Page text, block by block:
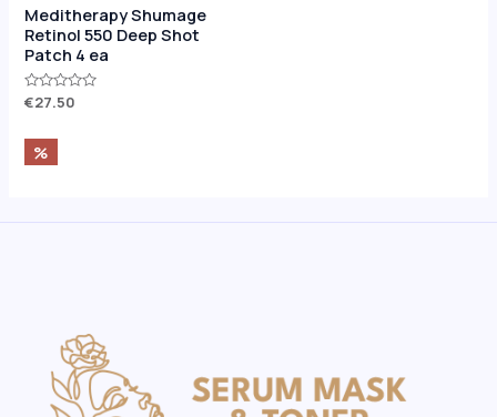
%
Meditherapy Shumage
Retinol 550 Deep Shot
Patch 4 ea
Novērtēts
no
€27.50